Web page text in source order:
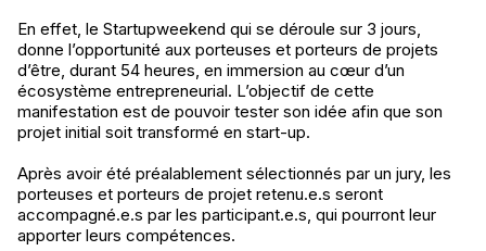
En effet, le Startupweekend qui se déroule sur 3 jours,
donne l’opportunité aux porteuses et porteurs de projets
d’être, durant 54 heures, en immersion au cœur d’un
écosystème entrepreneurial. L’objectif de cette
manifestation est de pouvoir tester son idée afin que son
projet initial soit transformé en start-up.
Après avoir été préalablement sélectionnés par un jury, les
porteuses et porteurs de projet retenu.e.s seront
accompagné.e.s par les participant.e.s, qui pourront leur
apporter leurs compétences.